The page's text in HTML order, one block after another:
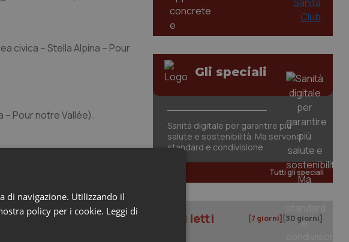
civica – Stella Alpina – Pour
– Pour notre Vallée).
Gli speciali
Sanità digitale per garantire più
salute e sostenibilità. Ma servono
standard e condivisione
Tutti gli speciali
I più letti [7 giorni] [30 giorni]
di navigazione. Utilizzando il
policy per i cookie. Leggi di